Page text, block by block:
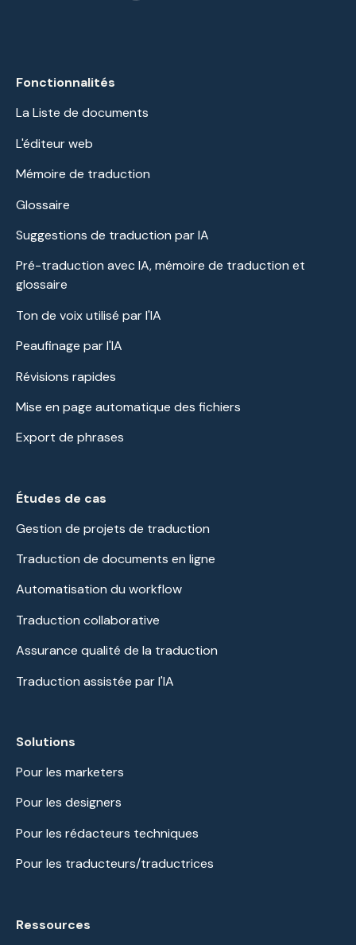
Fonctionnalités
La Liste de documents
L'éditeur web
Mémoire de traduction
Glossaire
Suggestions de traduction par IA
Pré-traduction avec IA, mémoire de traduction et
glossaire
Ton de voix utilisé par l'IA
Peaufinage par l'IA
Révisions rapides
Mise en page automatique des fichiers
Export de phrases
Études de cas
Gestion de projets de traduction
Traduction de documents en ligne
Automatisation du workflow
Traduction collaborative
Assurance qualité de la traduction
Traduction assistée par l'IA
Solutions
Pour les marketers
Pour les designers
Pour les rédacteurs techniques
Pour les traducteurs/traductrices
Ressources